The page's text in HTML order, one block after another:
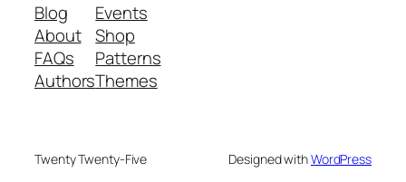
Blog
About
FAQs
Authors
Events
Shop
Patterns
Themes
Twenty Twenty-Five Designed withWordPress